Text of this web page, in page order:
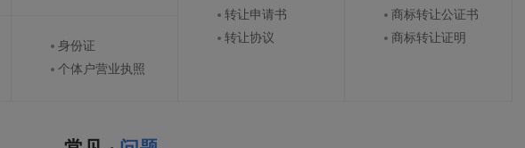
转让申请书
转让协议
商标转让公证书
商标转让证明
身份证
个体户营业执照